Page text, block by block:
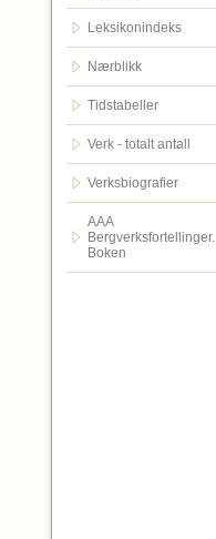
Leksikonindeks
Nærblikk
Tidstabeller
Verk - totalt antall
Verksbiografier
AAA
Bergverksfortellinger.
Boken